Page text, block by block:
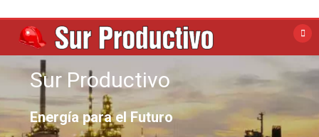
content
Sur Productivo
Energía para el Futuro